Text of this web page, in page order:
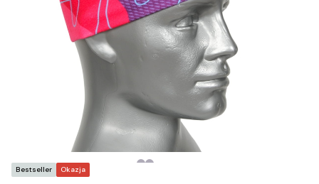
Tagi produktuOkazja
Bestseller